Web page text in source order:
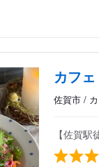
カフ
佐賀市 /
【佐賀